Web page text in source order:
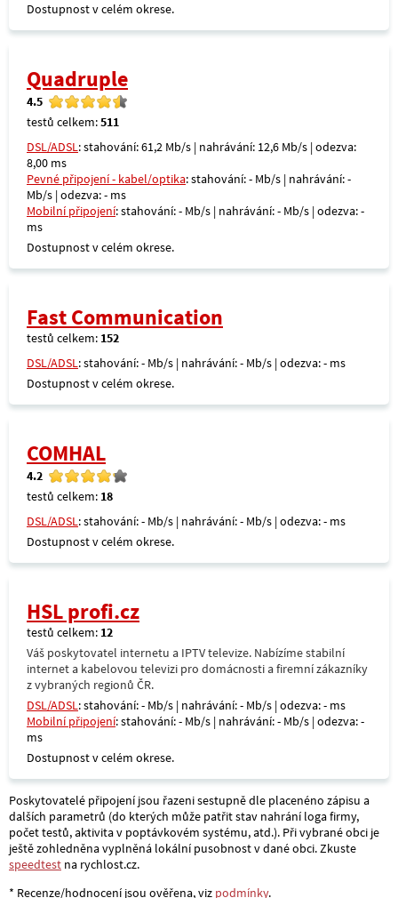
Dostupnost v celém okrese.
Quadruple
4.5
testů celkem:511
DSL/ADSL: stahování: 61,2 Mb/s | nahrávání: 12,6 Mb/s | odezva:
8,00 ms
Pevné připojení - kabel/optika: stahování: - Mb/s | nahrávání: -
Mb/s | odezva: - ms
Mobilní připojení: stahování: - Mb/s | nahrávání: - Mb/s | odezva: -
ms
Dostupnost v celém okrese.
Fast Communication
testů celkem: 152
DSL/ADSL: stahování: - Mb/s | nahrávání: - Mb/s | odezva: - ms
Dostupnost v celém okrese.
COMHAL
4.2
testů celkem: 18
DSL/ADSL: stahování: - Mb/s | nahrávání: - Mb/s | odezva: - ms
Dostupnost v celém okrese.
HSL profi.cz
testů celkem: 12
Váš poskytovatel internetu a IPTV televize. Nabízíme stabilní
internet a kabelovou televizi pro domácnosti a firemní zákazníky
z vybraných regionů ČR.
DSL/ADSL: stahování: - Mb/s | nahrávání: - Mb/s | odezva: - ms
Mobilní připojení: stahování: - Mb/s | nahrávání: - Mb/s | odezva: -
ms
Dostupnost v celém okrese.
Poskytovatelé připojení jsou řazeni sestupně dle placenéno zápisu a
dalších parametrů (do kterých může patřit stav nahrání loga firmy,
počet testů, aktivita v poptávkovém systému, atd.). Při vybrané obci je
ještě zohledněna vyplněná lokální pusobnost v dané obci. Zkuste
speedtest na rychlost.cz.
* Recenze/hodnocení jsou ověřena, viz podmínky.